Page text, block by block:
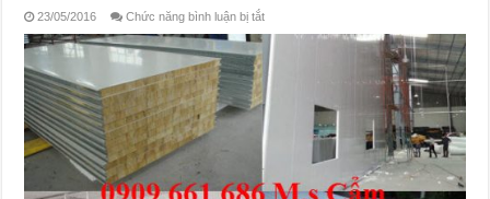
23/05/2016 Chức năng bình luận bị tắtở
Wool
Panels
Sandwich
tấm
panels
rockwool
chống